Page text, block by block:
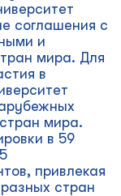
соглашения с
и
мира. Для
в
мира.
в 59
привлекая
стран